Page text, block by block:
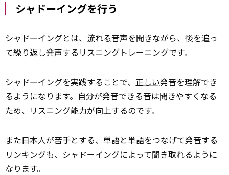
シャドーイングを行う
シャドーイングとは、 流れる音声を聞きながら、後を追っ
て繰り返し発声するリスニングトレーニングです。
シャドーイングを実践することで、 正しい発音を理解でき
るようになります。自分が発音できる音は聞きやすくなる
ため、リスニング能力が向上するのです。
また日本人が苦手とする、単語と単語をつなげて発音する
リンキングも、シャドーイングによって聞き取れるように
なります。